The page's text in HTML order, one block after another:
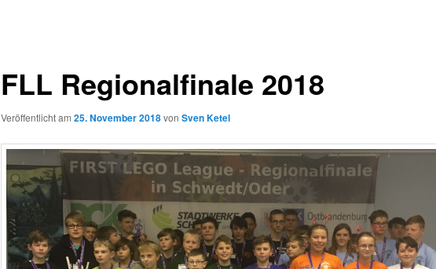
FLL Regionalfinale 2018
Veröffentlicht am 25. November 2018von Sven Ketel